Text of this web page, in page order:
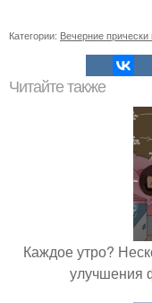
Категории: Вечерние
Читайте также
Каждое утро?
улучшения